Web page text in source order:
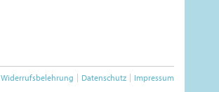
Widerrufsbelehrung Datenschutz Impressum